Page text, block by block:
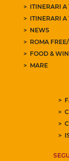
ITINERARI A
ITINERARI A
NEWS
ROMA
FOOD &
MARE